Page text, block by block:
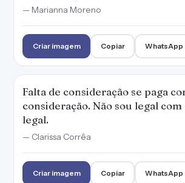
— Marianna Moreno
Criar imagem Copiar WhatsApp
Falta de consideração se paga
consideração. Não sou legal
legal.
— Clarissa Corrêa
Criar imagem Copiar WhatsApp